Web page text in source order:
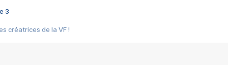
3
créatrices de la VF !